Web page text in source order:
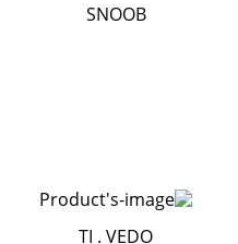
SNOOB
TI . VEDO